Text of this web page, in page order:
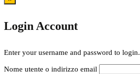
Login Account
Enter your username and password to login.
Nome utente o indirizzo email